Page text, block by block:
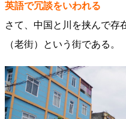
英語で冗談をいわれる
さて、中国と川を挟んで存
（老街）という街である。